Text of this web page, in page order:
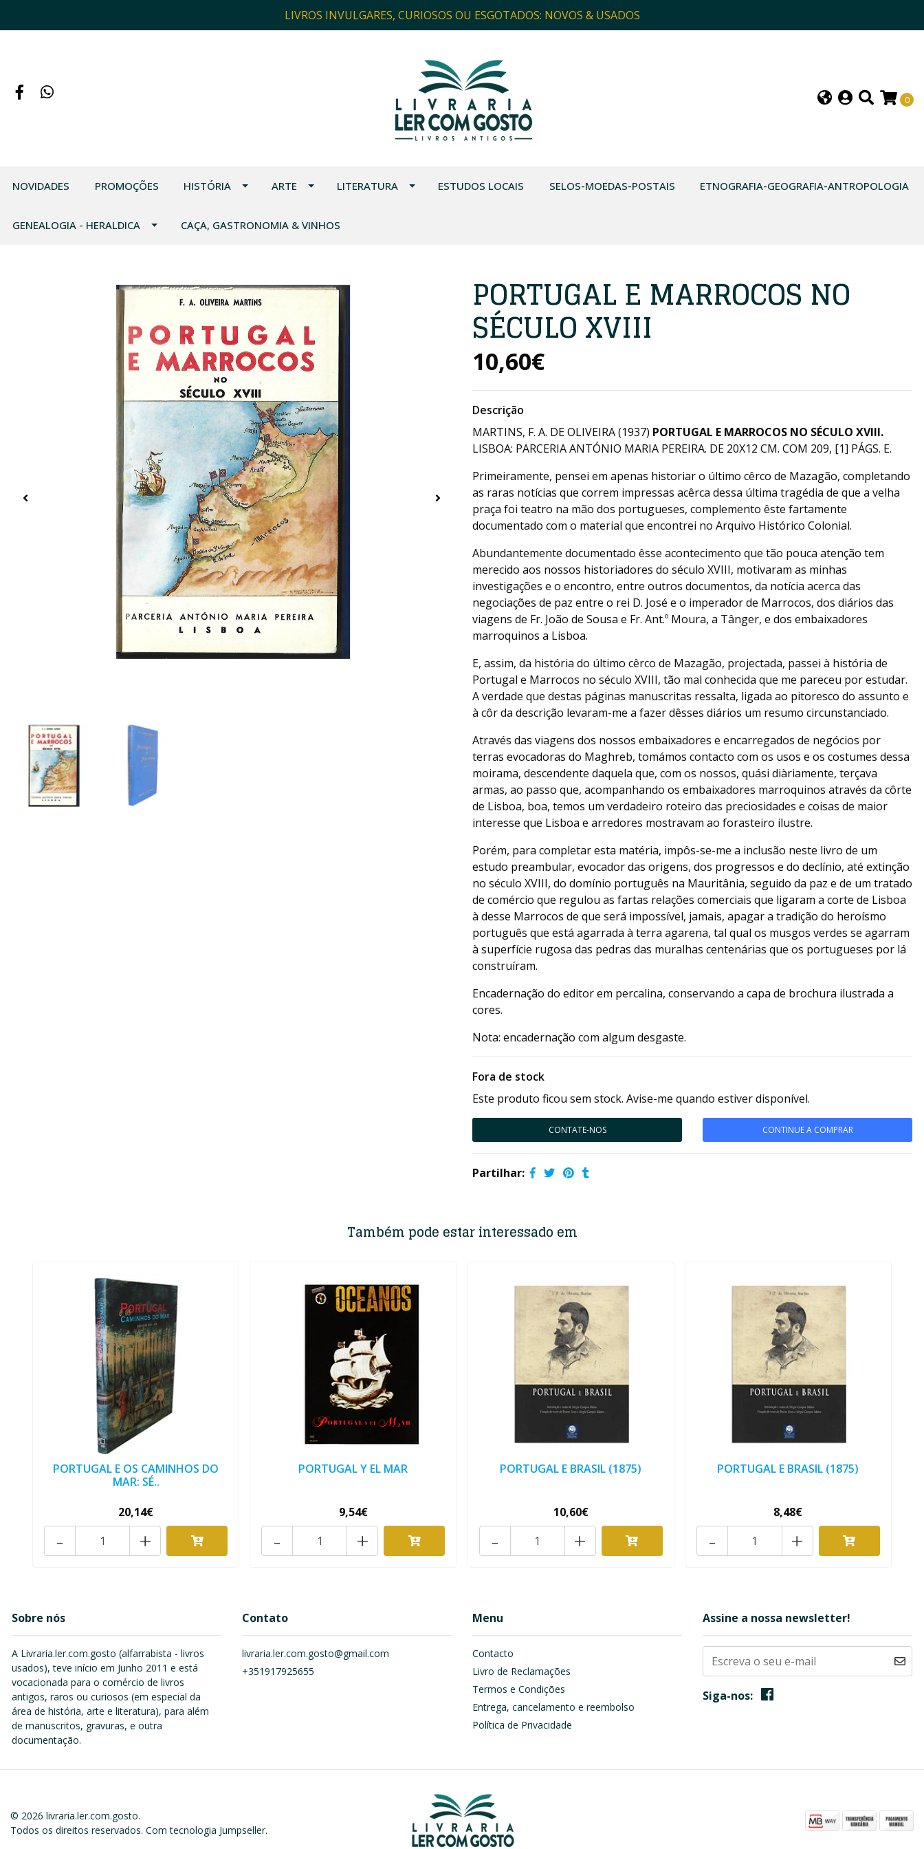
LIVROS INVULGARES, CURIOSOS OU ESGOTADOS: NOVOS & USADOS
0
NOVIDADES PROMOÇÕES HISTÓRIA ARTE LITERATURA ESTUDOS LOCAIS SELOS-MOEDAS-POSTAIS ETNOGRAFIA-GEOGRAFIA-ANTROPOLOGIA
GENEALOGIA - HERALDICA CAÇA, GASTRONOMIA & VINHOS
PORTUGAL E MARROCOS NO
SÉCULO XVIII
10,60€
Descrição
MARTINS, F. A. DE OLIVEIRA (1937) PORTUGAL E MARROCOS NO SÉCULO XVIII.
LISBOA: PARCERIA ANTÓNIO MARIA PEREIRA. DE 20X12 CM. COM 209, [1] PÁGS. E.
Primeiramente, pensei em apenas historiar o último cêrco de Mazagão, completando
as raras notícias que correm impressas acêrca dessa última tragédia de que a velha
praça foi teatro na mão dos portugueses, complemento êste fartamente
documentado com o material que encontrei no Arquivo Histórico Colonial.
Abundantemente documentado êsse acontecimento que tão pouca atenção tem
merecido aos nossos historiadores do século XVIII, motivaram as minhas
investigações e o encontro, entre outros documentos, da notícia acerca das
negociações de paz entre o rei D. José e o imperador de Marrocos, dos diários das
viagens de Fr. João de Sousa e Fr. Ant.º Moura, a Tânger, e dos embaixadores
marroquinos a Lisboa.
E, assim, da história do último cêrco de Mazagão, projectada, passei à história de
Portugal e Marrocos no século XVIII, tão mal conhecida que me pareceu por estudar.
A verdade que destas páginas manuscritas ressalta, ligada ao pitoresco do assunto e
à côr da descrição levaram-me a fazer dêsses diários um resumo circunstanciado.
Através das viagens dos nossos embaixadores e encarregados de negócios por
terras evocadoras do Maghreb, tomámos contacto com os usos e os costumes dessa
moirama, descendente daquela que, com os nossos, quási diàriamente, terçava
armas, ao passo que, acompanhando os embaixadores marroquinos através da côrte
de Lisboa, boa, temos um verdadeiro roteiro das preciosidades e coisas de maior
interesse que Lisboa e arredores mostravam ao forasteiro ilustre.
Porém, para completar esta matéria, impôs-se-me a inclusão neste livro de um
estudo preambular, evocador das origens, dos progressos e do declínio, até extinção
no século XVIII, do domínio português na Mauritânia, seguido da paz e de um tratado
de comércio que regulou as fartas relações comerciais que ligaram a corte de Lisboa
à desse Marrocos de que será impossível, jamais, apagar a tradição do heroísmo
português que está agarrada à terra agarena, tal qual os musgos verdes se agarram
à superfície rugosa das pedras das muralhas centenárias que os portugueses por lá
construíram.
Encadernação do editor em percalina, conservando a capa de brochura ilustrada a
cores.
Nota: encadernação com algum desgaste.
Fora de stock
Este produto ficou sem stock. Avise-me quando estiver disponível.
CONTATE-NOS CONTINUE A COMPRAR
Partilhar:
Também pode estar interessado em
PORTUGAL E OS CAMINHOS DO
MAR: SÉ..
20,14€
+
-
PORTUGAL Y EL MAR
9,54€
+
-
PORTUGAL E BRASIL (1875)
10,60€
+
-
PORTUGAL E BRASIL (1875)
8,48€
+
-
Sobre nós
A Livraria.ler.com.gosto (alfarrabista - livros
usados), teve início em Junho 2011 e está
vocacionada para o comércio de livros
antigos, raros ou curiosos (em especial da
área de história, arte e literatura), para além
de manuscritos, gravuras, e outra
documentação.
Contato
livraria.ler.com.gosto@gmail.com
+351917925655
Menu
Contacto
Livro de Reclamações
Termos e Condições
Entrega, cancelamento e reembolso
Política de Privacidade
Assine a nossa newsletter!
Siga-nos:
© 2026 livraria.ler.com.gosto.
Todos os direitos reservados. Com tecnologia Jumpseller.